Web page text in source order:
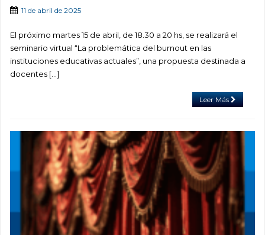
11 de abril de 2025
El próximo martes 15 de abril, de 18.30 a 20 hs, se realizará el
seminario virtual “La problemática del burnout en las
instituciones educativas actuales”, una propuesta destinada a
docentes […]
Leer Más